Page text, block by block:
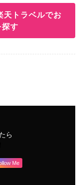
天トラベルでお
す
ら
Me